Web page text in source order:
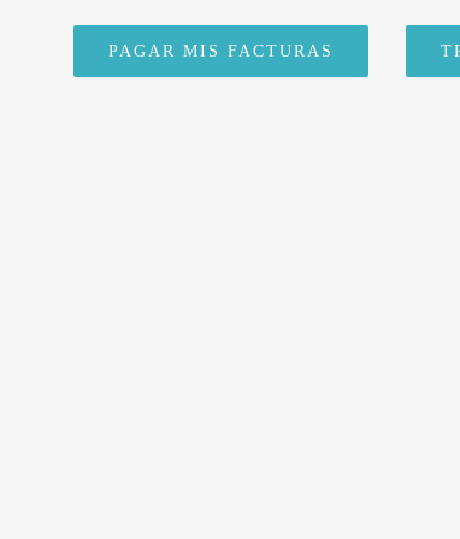
PAGAR MIS FACTURAS